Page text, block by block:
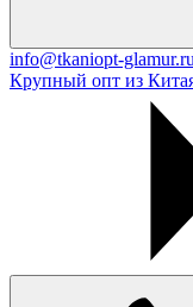
info@tkaniopt-glamur.ru
Крупный опт из